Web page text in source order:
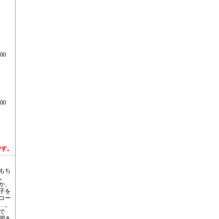
。
ち
、
を
ー
。